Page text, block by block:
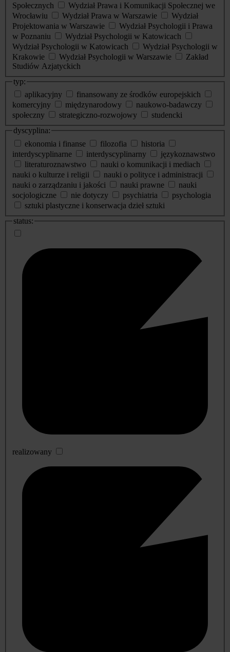
Społecznych
Wydział Prawa i Komunikacji Społecznej we
Wrocławiu
Wydział Prawa w Warszawie
Wydział
Projektowania w Warszawie
Wydział Psychologii i Prawa
w Poznaniu
Wydział Psychologii w Katowicach
Wydział Psychologii w Katowicach
Wydział Psychologii w
Krakowie
Wydział Psychologii w Warszawie
Zakład
Studiów Azjatyckich
typ:
aplikacyjny
finansowany ze środków europejskich
komercyjny
międzynarodowy
naukowo-badawczy
społeczny
strategiczno-rozwojowy
studencki
dyscyplina:
ekonomia i finanse
filozofia
historia
interdyscyplinarne
interdyscyplinarny
językoznawstwo
literaturoznawstwo
nauki o komunikacji i mediach
nauki o kulturze i religii
nauki o polityce i administracji
nauki o zarządzaniu i jakości
nauki prawne
nauki
socjologiczne
nie dotyczy psychiatria
psychologia
sztuki plastyczne i konserwacja dzieł sztuki
status:
realizowany